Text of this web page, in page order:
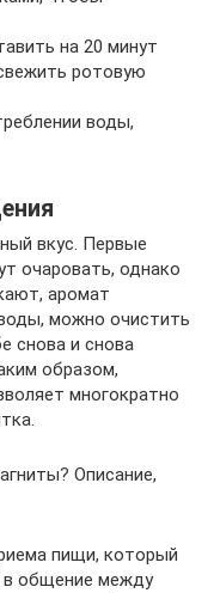
на 20 минут
ротовую
воды,
вкус. Первые
очаровать, однако
аромат
можно очистить
снова и снова
образом,
многократно
Описание,
пищи, который
в общение между